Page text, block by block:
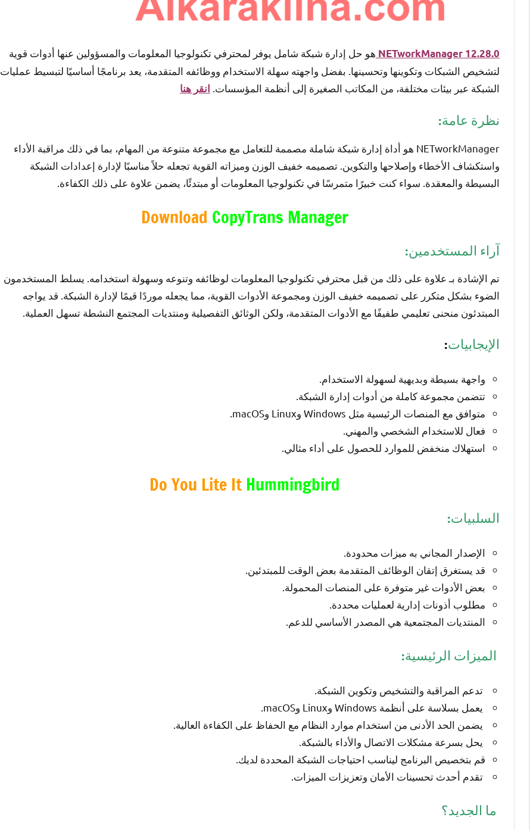
NETworkManager 12.28.0 هو حل إدارة شبكة شامل يوفر لمحترفي تكنولوجيا المعلومات والمسؤولين عنها أدوات قوية
لتشخيص الشبكات وتكوينها وتحسينها. بفضل واجهته سهلة الاستخدام ووظائفه المتقدمة، يعد برنامجًا أساسيًا لتبسيط عمليات
الشبكة عبر بيئات مختلفة، من المكاتب الصغيرة إلى أنظمة المؤسسات. انقر هنا
نظرة عامة:
NETworkManager هو أداة إدارة شبكة شاملة مصممة للتعامل مع مجموعة متنوعة من المهام، بما في ذلك مراقبة الأداء
واستكشاف الأخطاء وإصلاحها والتكوين. تصميمه خفيف الوزن وميزاته القوية تجعله حلاً مناسبًا لإدارة إعدادات الشبكة
البسيطة والمعقدة. سواء كنت خبيرًا متمرسًا في تكنولوجيا المعلومات أو مبتدئًا، يضمن علاوة على ذلك الكفاءة.
Download CopyTrans Manager
آراء المستخدمين:
تم الإشادة بـ علاوة على ذلك من قبل محترفي تكنولوجيا المعلومات لوظائفه وتنوعه وسهولة استخدامه. يسلط المستخدمون
الضوء بشكل متكرر على تصميمه خفيف الوزن ومجموعة الأدوات القوية، مما يجعله موردًا قيمًا لإدارة الشبكة. قد يواجه
المبتدئون منحنى تعليمي طفيفًا مع الأدوات المتقدمة، ولكن الوثائق التفصيلية ومنتديات المجتمع النشطة تسهل العملية.
الإيجابيات:
واجهة بسيطة وبديهية لسهولة الاستخدام.
تتضمن مجموعة كاملة من أدوات إدارة الشبكة.
متوافق مع المنصات الرئيسية مثل Windows وLinux وmacOS.
فعال للاستخدام الشخصي والمهني.
استهلاك منخفض للموارد للحصول على أداء مثالي.
Do You Lite ItHummingbird
السلبيات:
الإصدار المجاني به ميزات محدودة.
قد يستغرق إتقان الوظائف المتقدمة بعض الوقت للمبتدئين.
بعض الأدوات غير متوفرة على المنصات المحمولة.
مطلوب أذونات إدارية لعمليات محددة.
المنتديات المجتمعية هي المصدر الأساسي للدعم.
الميزات الرئيسية:
تدعم المراقبة والتشخيص وتكوين الشبكة.
يعمل بسلاسة على أنظمة Windows وLinux وmacOS.
يضمن الحد الأدنى من استخدام موارد النظام مع الحفاظ على الكفاءة العالية.
يحل بسرعة مشكلات الاتصال والأداء بالشبكة.
قم بتخصيص البرنامج ليناسب احتياجات الشبكة المحددة لديك.
تقدم أحدث تحسينات الأمان وتعزيزات الميزات.
ما الجديد؟